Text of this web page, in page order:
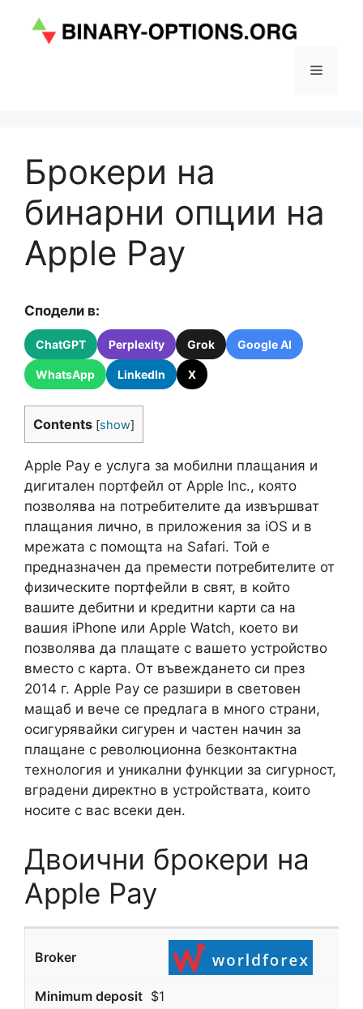
съдържанието
Меню
Брокери на
бинарни опции на
Apple Pay
Сподели в:
ChatGPT Perplexity Grok Google AI
WhatsApp LinkedIn X
Contents [show]
Apple Pay е услуга за мобилни плащания и
дигитален портфейл от Apple Inc., която
позволява на потребителите да извършват
плащания лично, в приложения за iOS и в
мрежата с помощта на Safari. Той е
предназначен да премести потребителите от
физическите портфейли в свят, в който
вашите дебитни и кредитни карти са на
вашия iPhone или Apple Watch, което ви
позволява да плащате с вашето устройство
вместо с карта. От въвеждането си през
2014 г. Apple Pay се разшири в световен
мащаб и вече се предлага в много страни,
осигурявайки сигурен и частен начин за
плащане с революционна безконтактна
технология и уникални функции за сигурност,
вградени директно в устройствата, които
носите с вас всеки ден.
Двоични брокери на
Apple Pay
$1